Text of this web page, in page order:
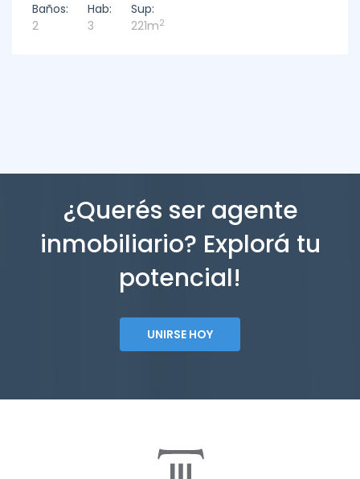
Baños:
2
Hab:
3
Sup:
221m2
¿Querés ser agente
inmobiliario? Explorá tu
potencial!
UNIRSE HOY